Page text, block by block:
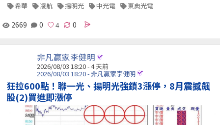
希華 凌航 揚明光 中光電 東典光電
2669 0 0
非凡贏家李健明
2026/08/03 18:20 - 4 天前
2026/08/03 18:20 - 非凡贏家李健明
狂拉600點！聯一光、揚明光強鎖3漲停，8月震撼飆
股(2)買進即漲停